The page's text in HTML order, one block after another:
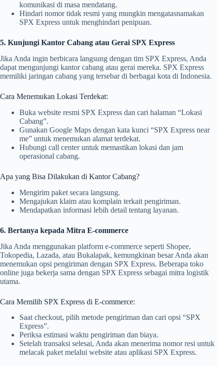
komunikasi di masa mendatang.
Hindari nomor tidak resmi yang mungkin mengatasnamakan
SPX Express untuk menghindari penipuan.
5. Kunjungi Kantor Cabang atau Gerai SPX Express
Jika Anda ingin berbicara langsung dengan tim SPX Express, Anda
dapat mengunjungi kantor cabang atau gerai mereka. SPX Express
memiliki jaringan cabang yang tersebar di berbagai kota di Indonesia.
Cara Menemukan Lokasi Terdekat:
Buka website resmi SPX Express dan cari halaman “Lokasi
Cabang”.
Gunakan Google Maps dengan kata kunci “SPX Express near
me” untuk menemukan alamat terdekat.
Hubungi call center untuk memastikan lokasi dan jam
operasional cabang.
Apa yang Bisa Dilakukan di Kantor Cabang?
Mengirim paket secara langsung.
Mengajukan klaim atau komplain terkait pengiriman.
Mendapatkan informasi lebih detail tentang layanan.
6. Bertanya kepada Mitra E-commerce
Jika Anda menggunakan platform e-commerce seperti Shopee,
Tokopedia, Lazada, atau Bukalapak, kemungkinan besar Anda akan
menemukan opsi pengiriman dengan SPX Express. Beberapa toko
online juga bekerja sama dengan SPX Express sebagai mitra logistik
utama.
Cara Memilih SPX Express di E-commerce:
Saat checkout, pilih metode pengiriman dan cari opsi “SPX
Express”.
Periksa estimasi waktu pengiriman dan biaya.
Setelah transaksi selesai, Anda akan menerima nomor resi untuk
melacak paket melalui website atau aplikasi SPX Express.